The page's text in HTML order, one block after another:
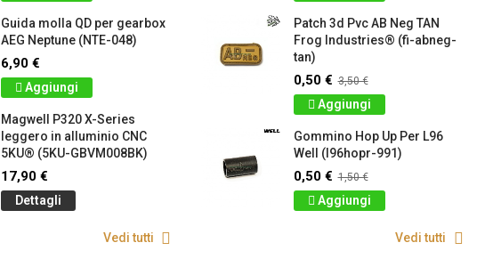
Guida molla QD per gearbox
AEG Neptune (NTE-048)
6,90 €
Aggiungi
Magwell P320 X-Series
leggero in alluminio CNC
5KU® (5KU-GBVM008BK)
17,90 €
Dettagli
Vedi tutti
Patch 3d Pvc AB Neg TAN
Frog Industries® (fi-abneg-
tan)
0,50 € 3,50 €
Aggiungi
Gommino Hop Up Per L96
Well (l96hopr-991)
0,50 € 1,50 €
Aggiungi
Vedi tutti